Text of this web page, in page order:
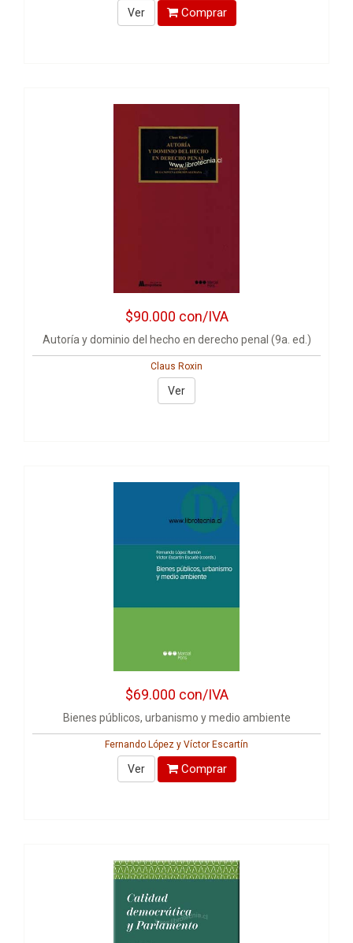
Ver Comprar
$90.000 con/IVA
Autoría y dominio del hecho en derecho penal (9a. ed.)
Claus Roxin
Ver
$69.000 con/IVA
Bienes públicos, urbanismo y medio ambiente
Fernando López y Víctor Escartín
Ver Comprar